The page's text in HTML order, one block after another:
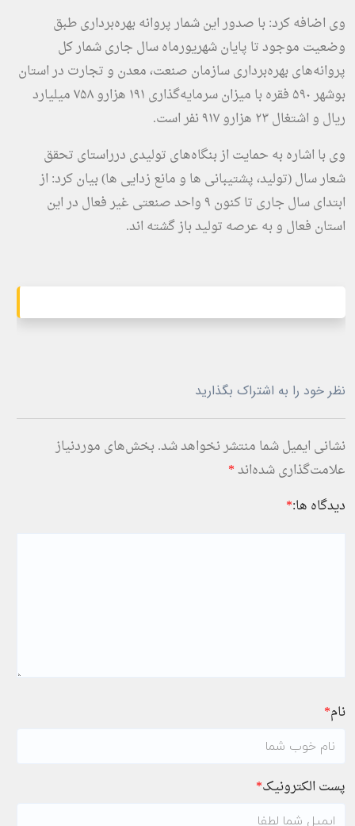
وی اضافه کرد: با صدور این شمار پروانه بهره‌برداری طبق
وضعیت موجود تا پایان شهریورماه سال جاری شمار کل
پروانه‌های بهره‌برداری سازمان صنعت، معدن و تجارت در استان
بوشهر ۵۹۰ فقره با میزان سرمایه‌گذاری ۱۹۱ هزارو ۷۵۸ میلیارد
ریال و اشتغال ۲۳ هزارو ۹۱۷ نفر است.
وی با اشاره به حمایت از بنگاه‌های تولیدی درراستای تحقق
شعار سال (تولید، پشتیبانی ها و مانع زدایی ها) بیان کرد: از
ابتدای سال جاری تا کنون ۹ واحد صنعتی غیر فعال در این
استان فعال و به عرصه تولید باز گشته اند.
نظر خود را به اشتراک بگذارید
نشانی ایمیل شما منتشر نخواهد شد. بخش‌های موردنیاز
علامت‌گذاری شده‌اند*
دیدگاه ها:*
نام*
پست الکترونیک*